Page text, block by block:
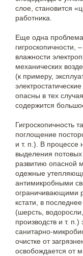
слое, становится
работника.
Еще одна
гигроскопичности,
влажности
механических
(к примеру,
опасны в тех
содержится
Гигроскопичность
поглощение
и т. п.). В процессе
выделения
развитию опасной
одежные
антимикробными
ограничивающими
кстати, в
(шерсть,
производств и т.
санитарно-
очистке от
освобождается от